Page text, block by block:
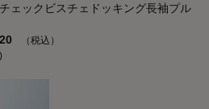
ェックビスチェドッキング長袖プル
（税込）
)